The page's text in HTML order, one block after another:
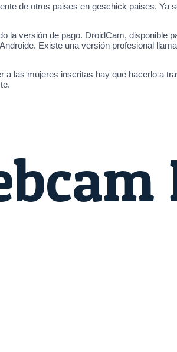
de otros paises en geschick paises.
la versión de pago. DroidCam, disponible
Existe una versión profesional
a las mujeres inscritas hay que hacerlo a